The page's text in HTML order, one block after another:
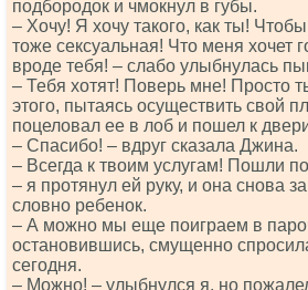
подбородок и чмокнул в губы.
– Хочу! Я хочу такого, как ты!
тоже сексуальная! Что меня хочет
вроде тебя! – слабо улыбнулась
– Тебя хотят! Поверь мне! Просто
этого, пытаясь осуществить свой
поцеловал ее в лоб и пошел к
– Спасибо! – вдруг сказала Джина.
– Всегда к твоим услугам! Пошли
– я протянул ей руку, и она снова
словно ребенок.
– А можно мы еще поиграем в
остановившись, смущенно
сегодня.
– Можно! – улыбнулся я, но